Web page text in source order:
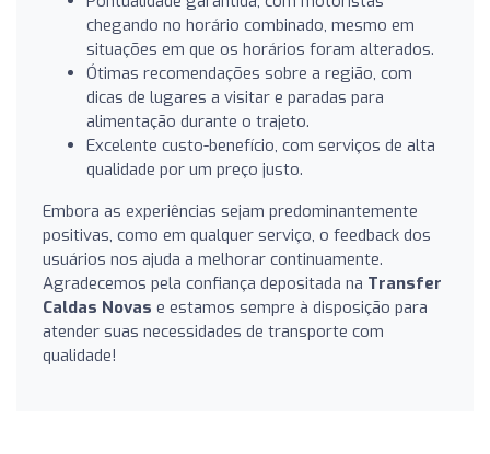
chegando no horário combinado, mesmo em
situações em que os horários foram alterados.
Ótimas recomendações sobre a região, com
dicas de lugares a visitar e paradas para
alimentação durante o trajeto.
Excelente custo-benefício, com serviços de alta
qualidade por um preço justo.
Embora as experiências sejam predominantemente
positivas, como em qualquer serviço, o feedback dos
usuários nos ajuda a melhorar continuamente.
Agradecemos pela confiança depositada na Transfer
Caldas Novas e estamos sempre à disposição para
atender suas necessidades de transporte com
qualidade!